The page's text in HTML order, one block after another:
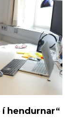
hendurnar“